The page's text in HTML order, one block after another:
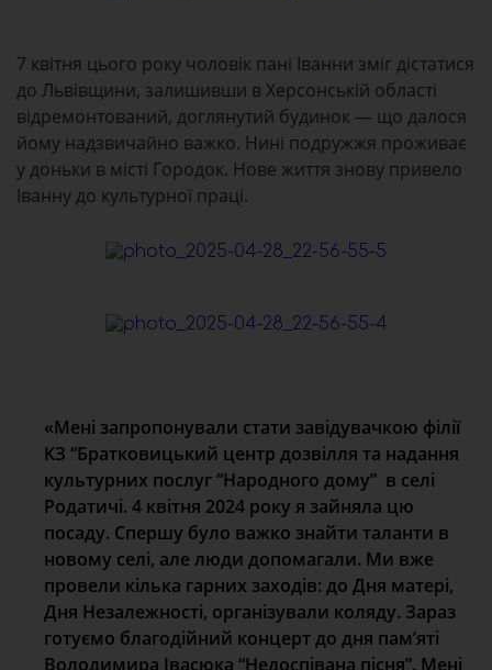
7 квітня цього року чоловік пані Іванни зміг дістатися
до Львівщини, залишивши в Херсонській області
відремонтований, доглянутий будинок — що далося
йому надзвичайно важко. Нині подружжя проживає
у доньки в місті Городок. Нове життя знову привело
Іванну до культурної праці.
«Мені запропонували стати завідувачкою філії
КЗ “Братковицький центр дозвілля та надання
культурних послуг “Народного дому” в селі
Родатичі. 4 квітня 2024 року я зайняла цю
посаду. Спершу було важко знайти таланти в
новому селі, але люди допомагали. Ми вже
провели кілька гарних заходів: до Дня матері,
Дня Незалежності, організували коляду. Зараз
готуємо благодійний концерт до дня пам’яті
Володимира Івасюка “Недоспівана пісня”. Мені